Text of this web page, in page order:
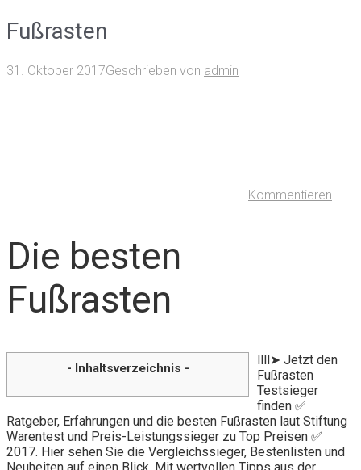
Fußrasten
31. Oktober 2017Geschrieben von admin
Kommentieren
Die besten
Fußrasten
- Inhaltsverzeichnis -
llll➤ Jetzt den
Fußrasten
Testsieger
finden ✅
Ratgeber, Erfahrungen und die besten Fußrasten laut Stiftung
Warentest und Preis-Leistungssieger zu Top Preisen ✅
2017. Hier sehen Sie die Vergleichssieger, Bestenlisten und